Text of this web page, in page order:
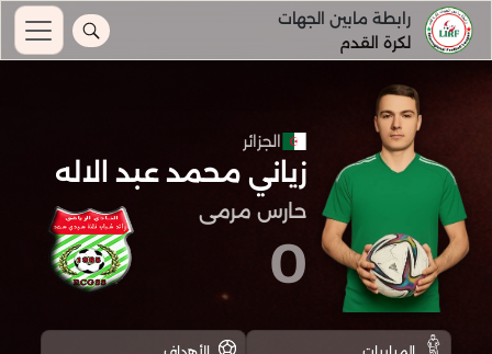
رابطة مابين الجهات
لكرة القدم
الجزائر
زياني محمد عبد الاله
حارس مرمى
0